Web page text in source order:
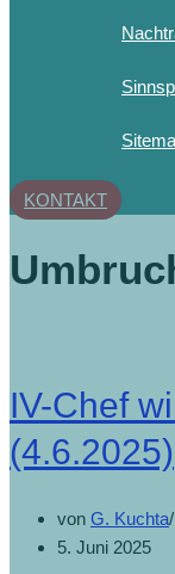
KONTAKT
IV-Chef
(4.6.2025)
von G. Kuchta
5. Juni 2025